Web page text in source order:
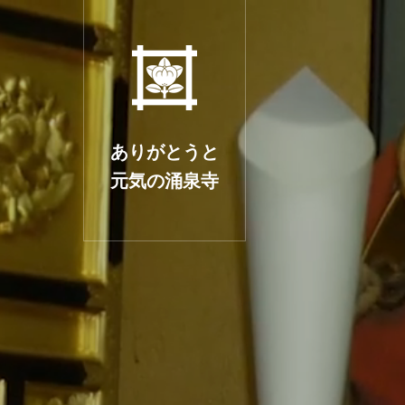
ありがとうと
元気の涌泉寺